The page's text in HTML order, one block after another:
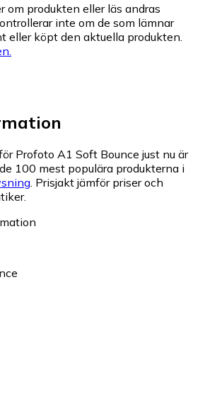
om produkten eller läs andras
inte om de som lämnar
eller köpt den aktuella produkten.
Profoto A1 Soft Bounce just nu är
100 mest populära produkterna i
Prisjakt jämför priser och